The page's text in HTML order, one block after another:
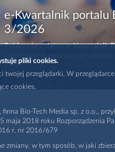
e-Kwartalnik portalu
3/2026
Pobierz bezpłatny e-Kwartalnik
informacji:
pliki cookies.
twojej przeglądarki. W
cookies.
Bio-Tech Media sp. z o.o.,
2018 roku Rozporządzenia
r. nr 2016/679
w tym sposób, w jaki